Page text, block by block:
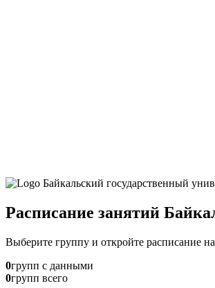
Расписание занятий
Выберите группу и откройте расписание
0групп с данными
0групп всего